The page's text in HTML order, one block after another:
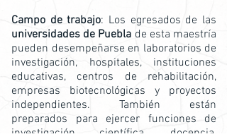
Campo de trabajo: Los egresados de las
universidades de Puebla de esta maestría
pueden desempeñarse en laboratorios de
investigación, hospitales, instituciones
educativas, centros de rehabilitación,
empresas biotecnológicas y proyectos
independientes. También están
preparados para ejercer funciones de
investigación científica, docencia,